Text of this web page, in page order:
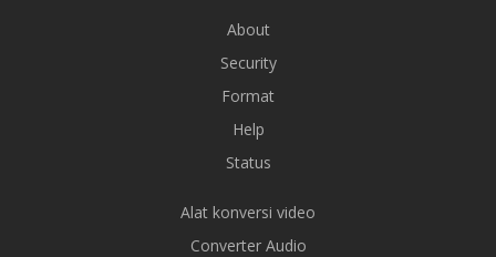
About
Security
Format
Help
Status
Alat konversi video
Converter Audio